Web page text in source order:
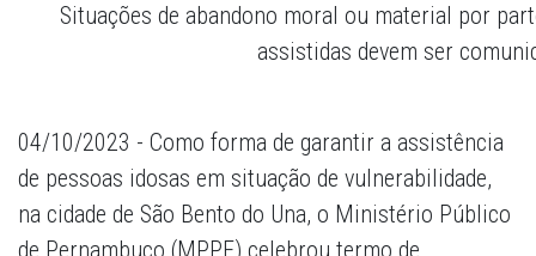
Situações de abandono moral ou material por
assistidas devem ser
04/10/2023 - Como forma de garantir a assistência
de pessoas idosas em situação de vulnerabilidade,
na cidade de São Bento do Una, o Ministério Público